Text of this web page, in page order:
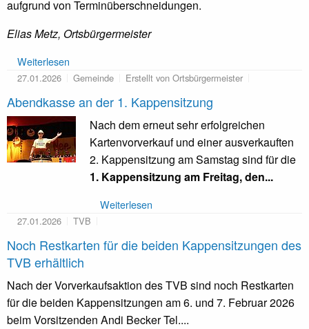
aufgrund von Terminüberschneidungen.
Elias Metz, Ortsbürgermeister
Weiterlesen
27.01.2026 Gemeinde Erstellt von Ortsbürgermeister
Abendkasse an der 1. Kappensitzung
Nach dem erneut sehr erfolgreichen
Kartenvorverkauf und einer ausverkauften
2. Kappensitzung am Samstag sind für die
1. Kappensitzung am Freitag, den...
Weiterlesen
27.01.2026 TVB
Noch Restkarten für die beiden Kappensitzungen des
TVB erhältlich
Nach der Vorverkaufsaktion des TVB sind noch Restkarten
für die beiden Kappensitzungen am 6. und 7. Februar 2026
beim Vorsitzenden Andi Becker Tel....